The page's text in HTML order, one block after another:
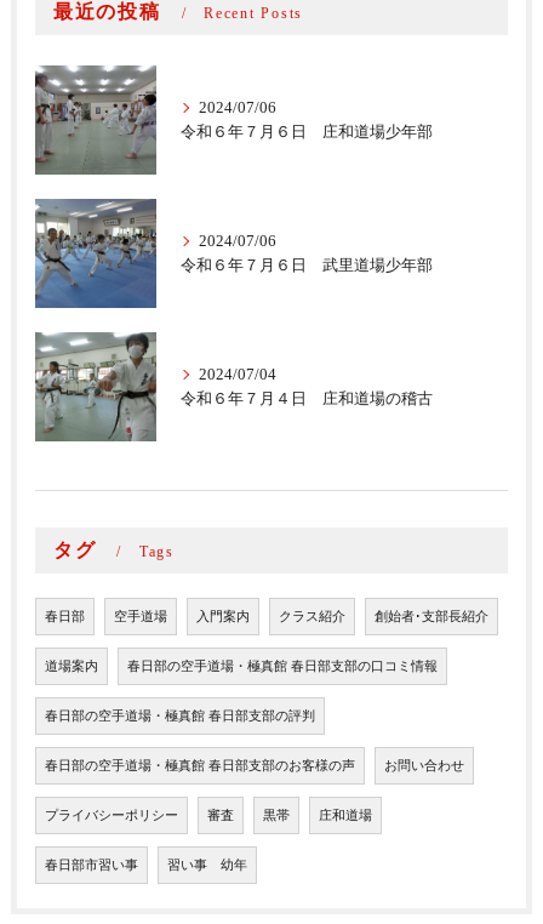
最近の投稿 Recent Posts
2024/07/06
令和６年７月６日 庄和道場少年部
2024/07/06
令和６年７月６日 武里道場少年部
2024/07/04
令和６年７月４日 庄和道場の稽古
タグ Tags
春日部 空手道場 入門案内 クラス紹介 創始者･支部長紹介
道場案内 春日部の空手道場・極真館 春日部支部の口コミ情報
春日部の空手道場・極真館 春日部支部の評判
春日部の空手道場・極真館 春日部支部のお客様の声 お問い合わせ
プライバシーポリシー 審査 黒帯 庄和道場
春日部市習い事 習い事 幼年